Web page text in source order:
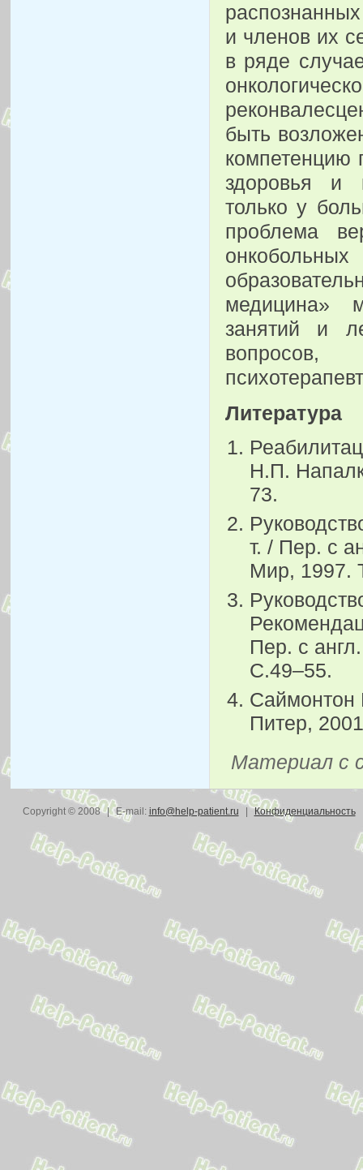
и членов их
в ряде
быть
компетенцию
здоровья и
только у
проблема
медицина»
занятий и
Литература
Н.П.
73.
т. / Пер. с
Мир, 1997.
Пер. с
С.49–55.
Саймонтон
Питер,
Материал с
Copyright © 2008 | E-mail: info@help-patient.ru Конфиденциальность